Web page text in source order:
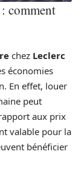
comment
chez Leclerc
économies
En effet, louer
peut
aux prix
valable pour la
bénéficier